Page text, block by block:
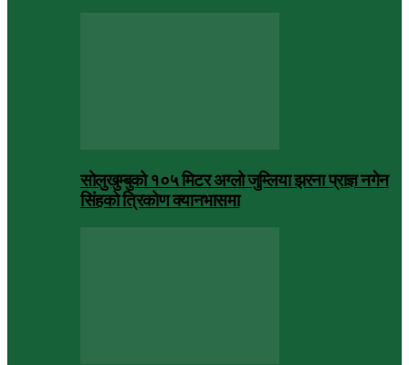
सोलुखुम्बुको १०५ मिटर अग्लो जुम्लिया झरना प्राज्ञ नगेन
सिंहको त्रिकोण क्यानभासमा